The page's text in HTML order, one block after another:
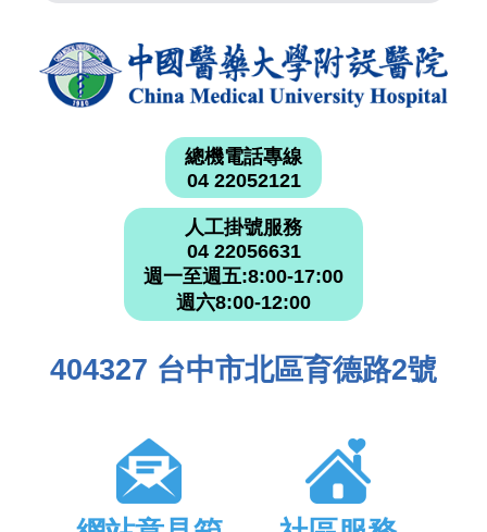
總機電話專線
04 22052121
人工掛號服務
04 22056631
週一至週五:8:00-17:00
週六8:00-12:00
404327 台中市北區育德路2號